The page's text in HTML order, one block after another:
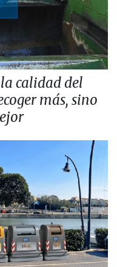
calidad del
más, sino